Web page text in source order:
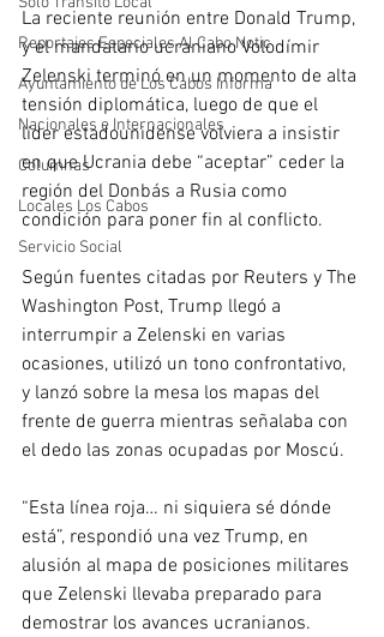
Reportajes Especiales Al Cabo Notic
Ayuntamiento de Los Cabos Informa
Nacionales e Internacionales
Columnas
Locales Los Cabos
Servicio Social
La reciente reunión entre Donald Trump,
y el mandatario ucraniano Volodímir
Zelenski terminó en un momento de alta
tensión diplomática, luego de que el
líder estadounidense volviera a insistir
en que Ucrania debe “aceptar” ceder la
región del Donbás a Rusia como
condición para poner fin al conflicto.
Según fuentes citadas por Reuters y The
Washington Post, Trump llegó a
interrumpir a Zelenski en varias
ocasiones, utilizó un tono confrontativo,
y lanzó sobre la mesa los mapas del
frente de guerra mientras señalaba con
el dedo las zonas ocupadas por Moscú.
“Esta línea roja… ni siquiera sé dónde
está”, respondió una vez Trump, en
alusión al mapa de posiciones militares
que Zelenski llevaba preparado para
demostrar los avances ucranianos.